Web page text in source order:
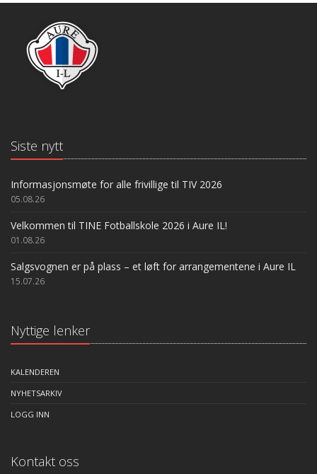
Siste nytt
Informasjonsmøte for alle frivillige til TIV 2026
05.08.26
Velkommen til TINE Fotballskole 2026 i Aure IL!
01.08.26
Salgsvognen er på plass – et løft for arrangementene i Aure IL
15.07.26
Nyttige lenker
KALENDEREN
NYHETSARKIV
LOGG INN
Kontakt oss